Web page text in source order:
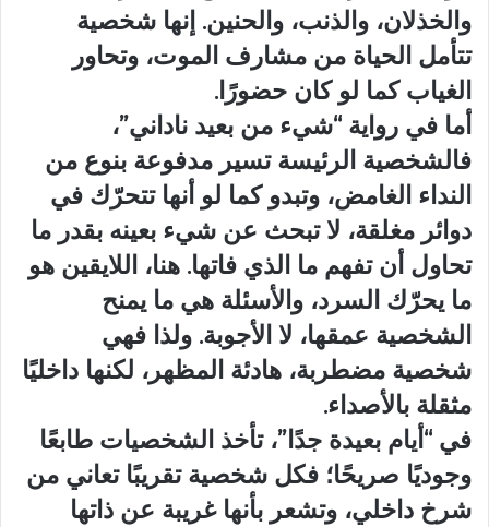
والخذلان، والذنب، والحنين. إنها شخصية
تتأمل الحياة من مشارف الموت، وتحاور
الغياب كما لو كان حضورًا.
أما في رواية “شيء من بعيد ناداني”،
فالشخصية الرئيسة تسير مدفوعة بنوع من
النداء الغامض، وتبدو كما لو أنها تتحرّك في
دوائر مغلقة، لا تبحث عن شيء بعينه بقدر ما
تحاول أن تفهم ما الذي فاتها. هنا، اللايقين هو
ما يحرّك السرد، والأسئلة هي ما يمنح
الشخصية عمقها، لا الأجوبة. ولذا فهي
شخصية مضطربة، هادئة المظهر، لكنها داخليًا
مثقلة بالأصداء.
في “أيام بعيدة جدًا”، تأخذ الشخصيات طابعًا
وجوديًا صريحًا؛ فكل شخصية تقريبًا تعاني من
شرخ داخلي، وتشعر بأنها غريبة عن ذاتها